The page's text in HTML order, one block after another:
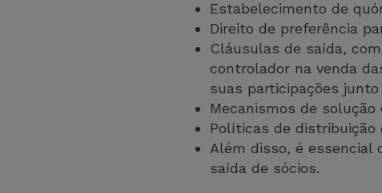
Estabelecimento de
Direito de preferência
Cláusulas de saída,
controlador na venda
suas participações
Mecanismos de
Políticas de distribuição
Além disso, é essencial
saída de sócios.